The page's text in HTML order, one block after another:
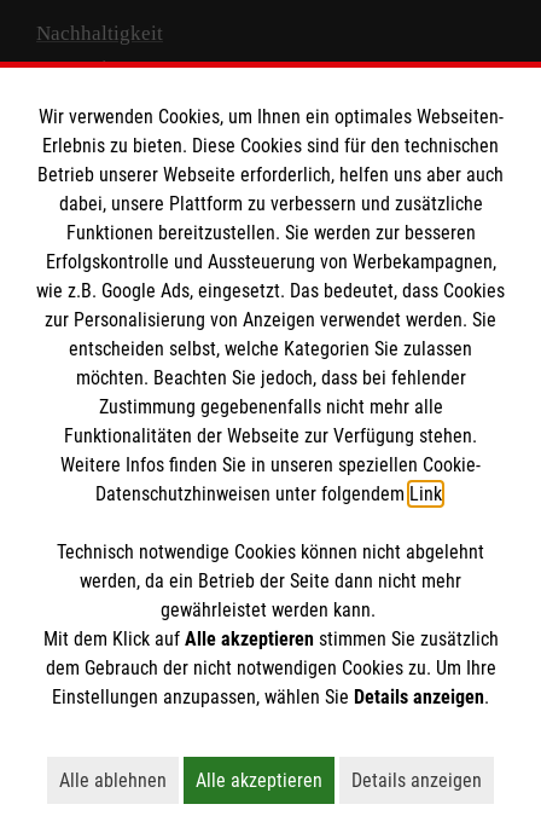
Nachhaltigkeit
Prävention
Compliance
Transparenz
Spenden und Helfen
Spendenkonto
Empfänger: Malteser Hilfsdienst e.V.
IBAN: DE10 3706 0120 1201 2000 12
BIC: GENODED 1PA7
Newsletter abonnieren
Cookies verwalten Impressum | Datenschutz
Wir verwenden Cookies, um Ihnen ein optimales Webseiten-
Erlebnis zu bieten. Diese Cookies sind für den technischen
Betrieb unserer Webseite erforderlich, helfen uns aber auch
dabei, unsere Plattform zu verbessern und zusätzliche
Funktionen bereitzustellen. Sie werden zur besseren
Erfolgskontrolle und Aussteuerung von Werbekampagnen,
wie z.B. Google Ads, eingesetzt. Das bedeutet, dass Cookies
zur Personalisierung von Anzeigen verwendet werden. Sie
entscheiden selbst, welche Kategorien Sie zulassen
möchten. Beachten Sie jedoch, dass bei fehlender
Zustimmung gegebenenfalls nicht mehr alle
Funktionalitäten der Webseite zur Verfügung stehen.
Weitere Infos finden Sie in unseren speziellen Cookie-
Datenschutzhinweisen unter folgendem Link.
Technisch notwendige Cookies können nicht abgelehnt
werden, da ein Betrieb der Seite dann nicht mehr
gewährleistet werden kann.
Mit dem Klick auf Alle akzeptierenstimmen Sie zusätzlich
dem Gebrauch der nicht notwendigen Cookies zu. Um Ihre
Einstellungen anzupassen, wählen Sie Details anzeigen.
Alle ablehnen
Lehnt alle nicht-essentiellen Cookies ab
Alle akzeptieren
Akzeptiert alle Cookies
Details anzeigen